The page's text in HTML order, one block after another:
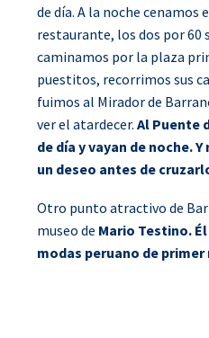
de día. A la noche cenamos
restaurante, los dos por 60
caminamos por la plaza
puestitos, recorrimos sus
fuimos al Mirador de
ver el atardecer.Al Puente
de día y vayan de noche.
un deseo antes de
Otro punto atractivo de
museo de Mario Testino.
modas peruano de